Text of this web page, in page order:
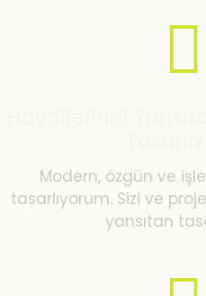
Modern, özgün ve
tasarlıyorum. Sizi ve
yansıtan